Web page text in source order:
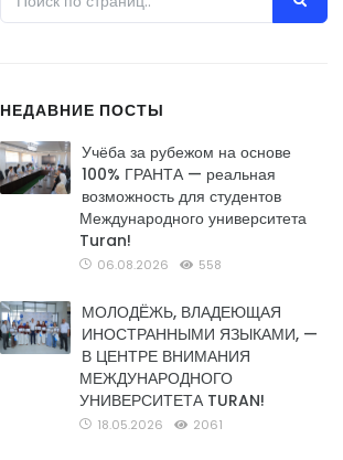
НЕДАВНИЕ ПОСТЫ
Учёба за рубежом на основе
100% ГРАНТА — реальная
возможность для студентов
Международного университета
Turan!
06.08.2026 558
МОЛОДЁЖЬ, ВЛАДЕЮЩАЯ
ИНОСТРАННЫМИ ЯЗЫКАМИ, —
В ЦЕНТРЕ ВНИМАНИЯ
МЕЖДУНАРОДНОГО
УНИВЕРСИТЕТА TURAN!
18.05.2026 2061